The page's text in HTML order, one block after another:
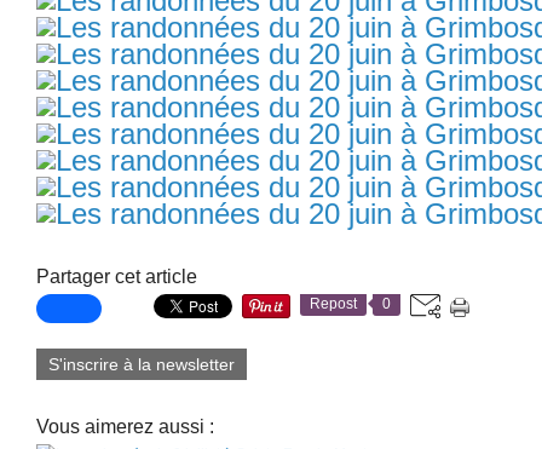
Partager cet article
Repost 0
S'inscrire à la newsletter
Vous aimerez aussi :